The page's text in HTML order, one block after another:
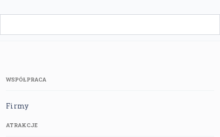
WSPÓŁPRACA
Firmy
ATRAKCJE